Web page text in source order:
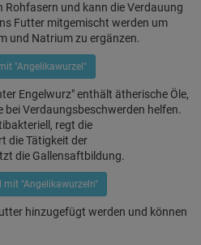
Rohfasern und kann die Verdauung
Futter mitgemischt werden um
und Natrium zu ergänzen.
"Angelikawurzel"
Engelwurz" enthält ätherische Öle,
Verdaungsbeschwerden helfen.
regt die
die Tätigkeit der
die Gallensaftbildung.
mit "Angelikawurzeln"
hinzugefügt werden und können